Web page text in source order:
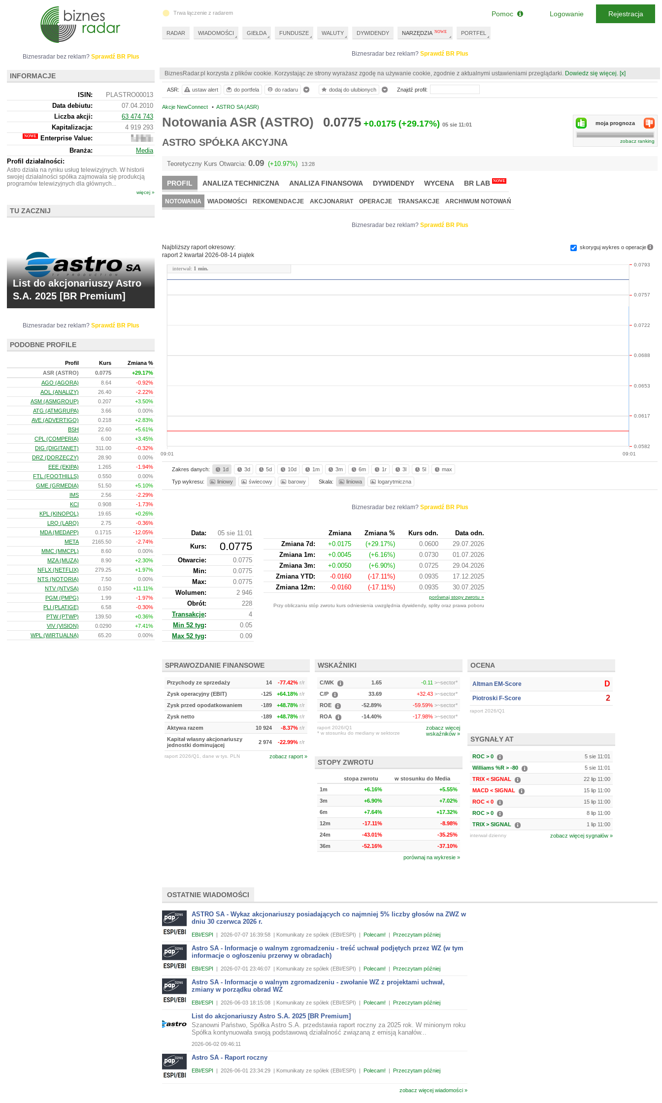
Biznesradar bez reklam? Sprawdź BR Plus
BiznesRadar.pl korzysta z plików cookie. Korzystając ze strony wyrażasz zgodę na używanie cookie, zgodnie z aktualnymi ustawieniami przeglądarki. Dowiedz się więcej. [x]
Akcje NewConnect • ASTRO SA (ASR)
Notowania ASR (ASTRO) 0.0775 +0.0175 (+29.17%) 05 sie 11:01
ASTRO SPÓŁKA AKCYJNA
moja prognoza
zobacz ranking
Teoretyczny Kurs Otwarcia: 0.09 (+10.97%) 13:28
PROFIL ANALIZA TECHNICZNA ANALIZA FINANSOWA DYWIDENDY WYCENA BR LAB NOWE
NOTOWANIA WIADOMOŚCI REKOMENDACJE AKCJONARIAT OPERACJE TRANSAKCJE ARCHIWUM NOTOWAŃ
Biznesradar bez reklam? Sprawdź BR Plus
Najbliższy raport okresowy:
raport 2 kwartał 2026-08-14 piątek
skoryguj wykres o operacje
09:01 09:01
0.0582
0.0617
0.0653
0.0688
0.0722
0.0757
0.0793
interwał: 1 min.
Zakres danych: 1d 3d 5d 10d 1m 3m 6m 1r 3l 5l max
Typ wykresu: liniowy świecowy barowy Skala: liniowa logarytmiczna
Biznesradar bez reklam? Sprawdź BR Plus
Data:
05 sie 11:01
Kurs: 0.0775
Otwarcie:
0.0775
Min:
0.0775
Max:
0.0775
Wolumen:
2 946
Obrót:
228
Transakcje:
4
Min 52 tyg:
0.05
Max 52 tyg: 0.09
Zmiana Zmiana % Kurs odn.
Data odn.
Zmiana 7d:
+0.0175 (+29.17%) 0.0600
29.07.2026
Zmiana 1m:
+0.0045 (+6.16%) 0.0730
01.07.2026
Zmiana 3m:
+0.0050 (+6.90%) 0.0725
29.04.2026
Zmiana YTD:
-0.0160 (-17.11%) 0.0935
17.12.2025
Zmiana 12m:
-0.0160 (-17.11%) 0.0935 30.07.2025
porównaj stopy zwrotu »
Przy obliczaniu stóp zwrotu kurs odniesienia uwzględnia dywidendy, splity oraz prawa poboru
SPRAWOZDANIE FINANSOWE
Przychody ze sprzedaży 14 -77.42% r/r
Zysk operacyjny (EBIT)
-125 +64.18% r/r
Zysk przed opodatkowaniem
-189 +48.78% r/r
Zysk netto
-189 +48.78% r/r
Aktywa razem
10 924 -8.37% r/r
Kapitał własny akcjonariuszy
jednostki dominującej
2 974 -22.99% r/r
raport 2026/Q1, dane w tys. PLN zobacz raport »
WSKAŹNIKI
C/WK 1.65 -0.11 >~sector*
C/P
33.69 +32.43 >~sector*
ROE
-52.89% -59.59% >~sector*
ROA
-14.40% -17.98% >~sector*
raport 2026/Q1
* w stosunku do mediany w sektorze
zobacz więcej
wskaźników »
OCENA
Altman EM-Score D
Piotroski F-Score 2
raport 2026/Q1
SYGNAŁY AT
ROC > 0
5 sie 11:01
Williams %R > -80
5 sie 11:01
TRIX < SIGNAL
22 lip 11:00
MACD < SIGNAL
15 lip 11:00
ROC < 0
15 lip 11:00
ROC > 0
8 lip 11:00
TRIX > SIGNAL
1 lip 11:00
interwał dzienny zobacz więcej sygnałów »
STOPY ZWROTU
stopa zwrotu
w stosunku do Media
1m
+6.16%
+5.55%
3m
+6.90%
+7.02%
6m
+7.64%
+17.32%
12m
-17.11%
-8.98%
24m
-43.01%
-35.25%
36m
-52.16%
-37.10%
porównaj na wykresie »
OSTATNIE WIADOMOŚCI
ASTRO SA - Wykaz akcjonariuszy posiadających co najmniej 5% liczby głosów na ZWZ w
dniu 30 czerwca 2026 r.
EBI/ESPI 2026-07-07 16:39:58 | Komunikaty ze spółek (EBI/ESPI) Polecam! Przeczytam później
Astro SA - Informacje o walnym zgromadzeniu - treść uchwał podjętych przez WZ (w tym
informacje o ogłoszeniu przerwy w obradach)
EBI/ESPI 2026-07-01 23:46:07 | Komunikaty ze spółek (EBI/ESPI) Polecam! Przeczytam później
Astro SA - Informacje o walnym zgromadzeniu - zwołanie WZ z projektami uchwał,
zmiany w porządku obrad WZ
EBI/ESPI 2026-06-03 18:15:08 | Komunikaty ze spółek (EBI/ESPI) Polecam! Przeczytam później
List do akcjonariuszy Astro S.A. 2025 [BR Premium]
Szanowni Państwo, Spółka Astro S.A. przedstawia raport roczny za 2025 rok. W minionym roku
Spółka kontynuowała swoją podstawową działalność związaną z emisją kanałów...
2026-06-02 09:46:11
Astro SA - Raport roczny
EBI/ESPI 2026-06-01 23:34:29 | Komunikaty ze spółek (EBI/ESPI) Polecam! Przeczytam później
zobacz więcej wiadomości »
ASR: ustaw alert do portfela do radaru dodaj do ulubionych Znajdź profil:
Biznesradar bez reklam? Sprawdź BR Plus
INFORMACJE
ISIN:
PLASTRO00013
Data debiutu:
07.04.2010
Liczba akcji:
63 474 743
Kapitalizacja:
4 919 293
Enterprise Value:
4
901
293
Branża:
Media
Profil działalności:
Astro działa na rynku usług telewizyjnych. W historii
swojej działalności spółka zajmowała się produkcją
programów telewizyjnych dla głównych...
więcej »
TU ZACZNIJ
List do akcjonariuszy Astro
S.A. 2025 [BR Premium]
Biznesradar bez reklam? Sprawdź BR Plus
PODOBNE PROFILE
Profil Kurs
Zmiana %
ASR (ASTRO)
0.0775
+29.17%
AGO (AGORA)
8.64
-0.92%
AOL (ANALIZY)
26.40
-2.22%
ASM (ASMGROUP)
0.207
+3.50%
ATG (ATMGRUPA)
3.66
0.00%
AVE (ADVERTIGO)
0.218
+2.83%
BSH
22.60
+5.61%
CPL (COMPERIA)
6.00
+3.45%
DIG (DIGITANET)
311.00
-0.32%
DRZ (DORZECZY)
28.90
0.00%
EEE (EKIPA)
1.265
-1.94%
FTL (FOOTHILLS)
0.550
0.00%
GME (GRMEDIA)
51.50
+5.10%
IMS
2.56
-2.29%
KCI
0.908
-1.73%
KPL (KINOPOL)
19.65
+0.26%
LRQ (LARQ)
2.75
-0.36%
MDA (MEDAPP)
0.1715
-12.05%
META
2165.50
-2.74%
MMC (MMCPL)
8.60
0.00%
MZA (MUZA)
8.90
+2.30%
NFLX (NETFLIX)
279.25
+1.97%
NTS (NOTORIA)
7.50
0.00%
NTV (NTVSA)
0.150
+11.11%
PGM (PMPG)
1.99
-1.97%
PLI (PLATIGE)
6.58
-0.30%
PTW (PTWP)
139.50
+0.36%
VIV (VISION)
0.0290
+7.41%
WPL (WIRTUALNA)
65.20 0.00%
Trwa łączenie z radarem
RADAR WIADOMOŚCI GIEŁDA FUNDUSZE WALUTY DYWIDENDY NARZĘDZIA PORTFEL
Pomoc Logowanie Rejestracja